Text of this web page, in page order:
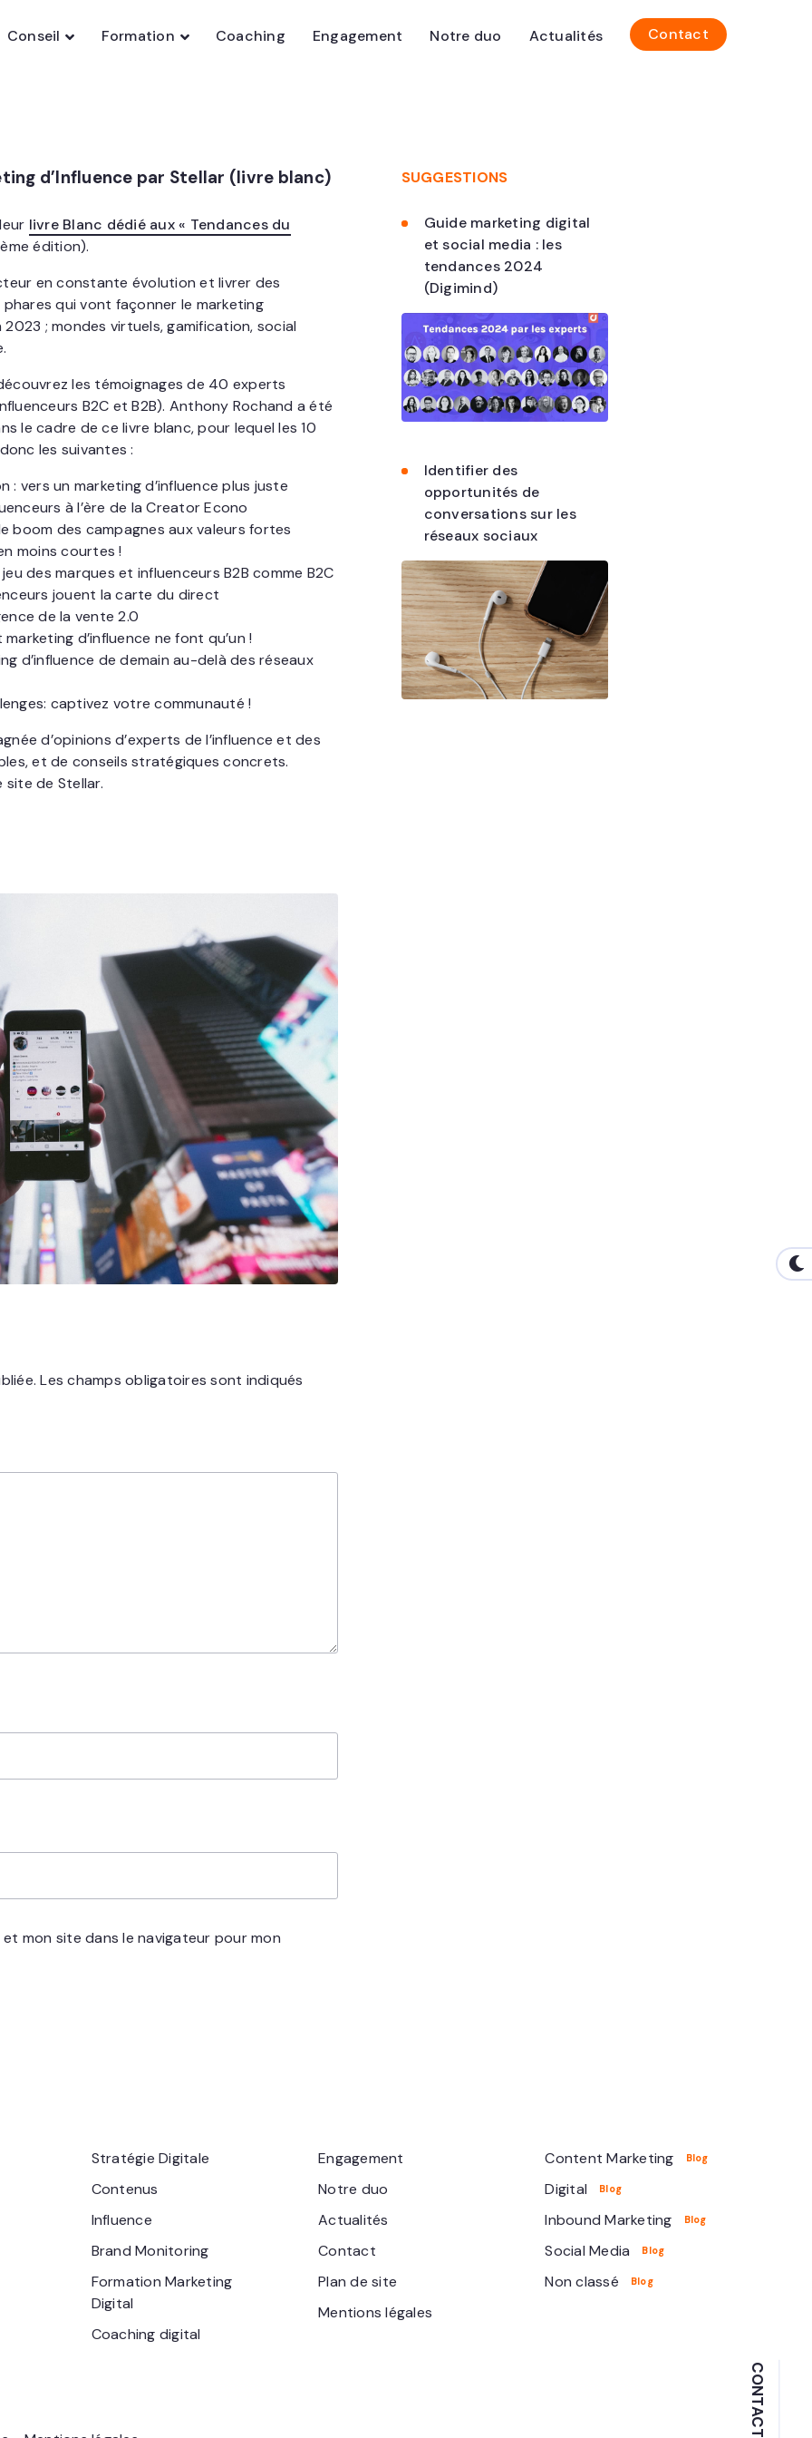
Conseil Formation Coaching Engagement Notre duo Actualités Contact
d’Influence par Stellar (livre blanc)
livre Blanc dédié aux « Tendances du
édition).
en constante évolution et livrer des
qui vont façonner le marketing
; mondes virtuels, gamification, social
les témoignages de 40 experts
B2C et B2B). Anthony Rochand a été
le cadre de ce livre blanc, pour lequel les 10
les suivantes :
vers un marketing d’influence plus juste
à l’ère de la Creator Econo
boom des campagnes aux valeurs fortes
moins courtes !
des marques et influenceurs B2B comme B2C
jouent la carte du direct
de la vente 2.0
d’influence ne font qu’un !
d’influence de demain au-delà des réseaux
captivez votre communauté !
d’opinions d’experts de l’influence et des
et de conseils stratégiques concrets.
site de Stellar.
Les champs obligatoires sont indiqués
mon site dans le navigateur pour mon
SUGGESTIONS
Guide marketing digital
et social media : les
tendances 2024
(Digimind)
Identifier des
opportunités de
conversations sur les
réseaux sociaux
Stratégie Digitale
Contenus
Influence
Brand Monitoring
Formation Marketing
Digital
Coaching digital
Engagement
Notre duo
Actualités
Contact
Plan de site
Mentions légales
Content Marketing
Digital
Inbound Marketing
Social Media
Non classé
CONTACT